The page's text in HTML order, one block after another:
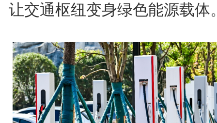
让交通枢纽变身绿色能源载体